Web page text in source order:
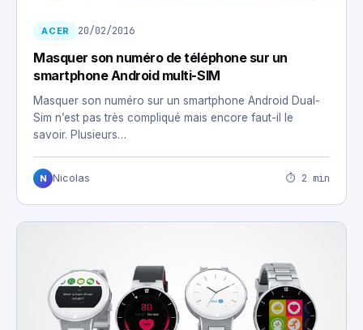
ACER 20/02/2016
Masquer son numéro de téléphone sur un
smartphone Android multi-SIM
Masquer son numéro sur un smartphone Android Dual-
Sim n’est pas très compliqué mais encore faut-il le
savoir. Plusieurs…
N Nicolas ⏱ 2 min